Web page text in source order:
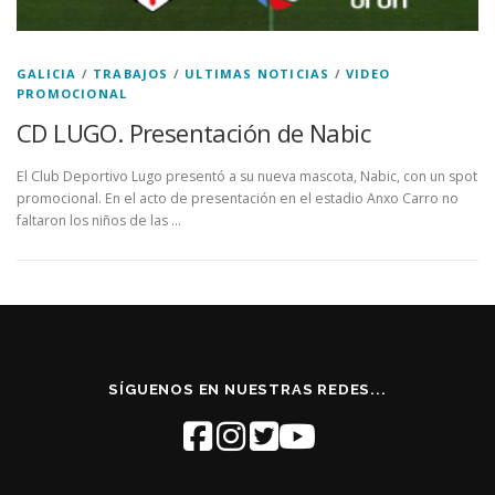
GALICIA / TRABAJOS / ULTIMAS NOTICIAS /VIDEO
PROMOCIONAL
CD LUGO. Presentación de Nabic
El Club Deportivo Lugo presentó a su nueva mascota, Nabic, con un spot
promocional. En el acto de presentación en el estadio Anxo Carro no
faltaron los niños de las …
SÍGUENOS EN NUESTRAS REDES...